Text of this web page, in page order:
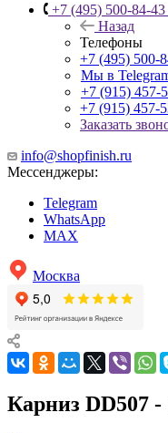
+7 (495) 500-84-43
Назад
Телефоны
+7 (495) 500-
Мы в
+7 (915) 457-
+7 (915) 457-
Заказать
info@shopfinish.ru
Мессенджеры:
Telegram
WhatsApp
MAX
Москва
Карниз DD507